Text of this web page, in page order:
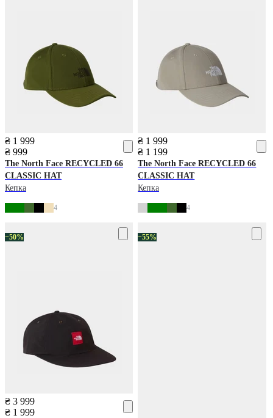
₴ 1 999
₴ 999
The North Face RECYCLED 66
CLASSIC HAT
Кепка
4
₴ 1 999
₴ 1 199
The North Face RECYCLED 66
CLASSIC HAT
Кепка
4
−50%
₴ 3 999
₴ 1 999
−55%